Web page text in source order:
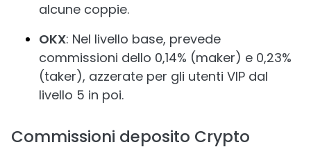
alcune coppie.
OKX: Nel livello base, prevede
commissioni dello 0,14% (maker) e 0,23%
(taker), azzerate per gli utenti VIP dal
livello 5 in poi.
Commissioni deposito Crypto